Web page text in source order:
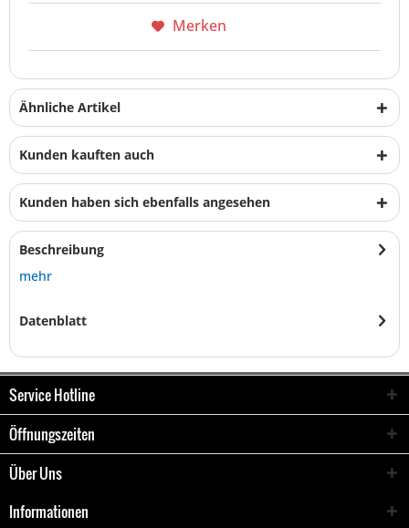
Merken
Ähnliche Artikel
Kunden kauften auch
Kunden haben sich ebenfalls angesehen
Beschreibung
mehr
Datenblatt
Service Hotline
Öffnungszeiten
Über Uns
Informationen